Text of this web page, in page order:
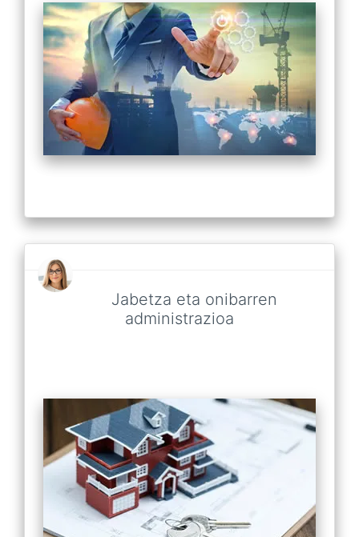
Jabetza eta onibarren
administrazioa